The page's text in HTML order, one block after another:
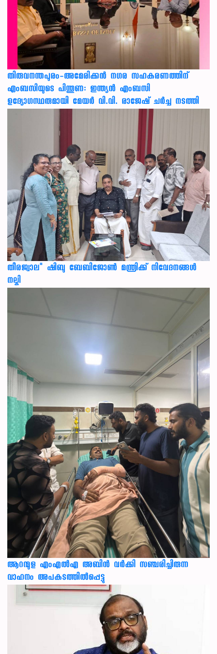
തിരുവനന്തപുരം-അമേരിക്കന്‍ നഗര സഹകരണത്തിന്
എംബസിയുടെ പിന്തുണ: ഇന്ത്യന്‍ എംബസി
ഉദ്യോഗസ്ഥരുമായി മേയര്‍ വി.വി. രാജേഷ് ചര്‍ച്ച നടത്തി
തീരജ്വാല" ഷിബു ബേബിജോൺ മന്ത്രിക്ക് നിവേദനങ്ങള്‍
നല്കി
ആറന്മുള എംഎൽഎ അബിൻ വർക്കി സഞ്ചരിച്ചിരുന്ന
വാഹനം അപകടത്തിൽപ്പെട്ടു